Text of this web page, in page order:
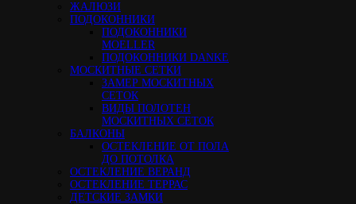
ЖАЛЮЗИ
ПОДОКОННИКИ
ПОДОКОННИКИ
MOELLER
ПОДОКОННИКИ DANKE
МОСКИТНЫЕ СЕТКИ
ЗАМЕР МОСКИТНЫХ
СЕТОК
ВИДЫ ПОЛОТЕН
МОСКИТНЫХ СЕТОК
БАЛКОНЫ
ОСТЕКЛЕНИЕ ОТ ПОЛА
ДО ПОТОЛКА
ОСТЕКЛЕНИЕ ВЕРАНД
ОСТЕКЛЕНИЕ ТЕРРАС
ДЕТСКИЕ ЗАМКИ